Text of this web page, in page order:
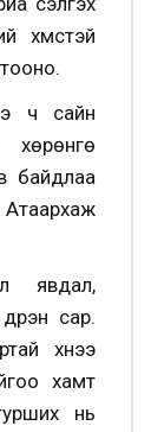
ч сайн
байдлаа
Атаархаж
явдал,
сар.
хүнээ
хамт
нь